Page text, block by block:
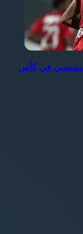
في كأس